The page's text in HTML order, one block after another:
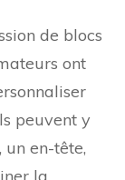
de blocs
ont
peuvent y
en-tête,
la